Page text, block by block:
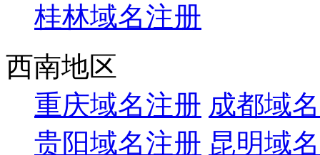
桂林域名注册
西南地区
重庆域名注册 成都域
贵阳域名注册 昆明域